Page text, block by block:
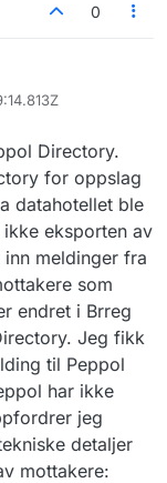
0
Directory.
for oppslag
datahotellet ble
eksporten av
meldinger fra
som
endret i Brreg
Jeg fikk
til Peppol
har ikke
jeg
detaljer
mottakere: